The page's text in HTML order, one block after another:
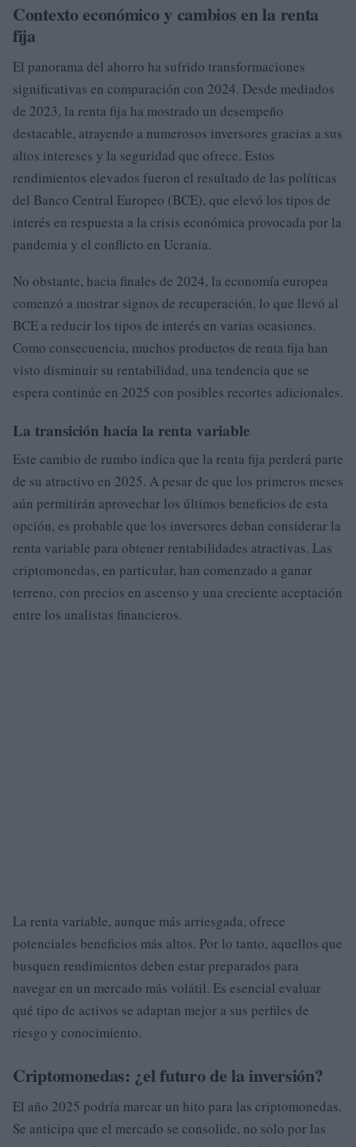
Contexto económico y cambios en la renta
fija
El panorama del ahorro ha sufrido transformaciones
significativas en comparación con 2024. Desde mediados
de 2023, la renta fija ha mostrado un desempeño
destacable, atrayendo a numerosos inversores gracias a sus
altos intereses y la seguridad que ofrece. Estos
rendimientos elevados fueron el resultado de las políticas
del Banco Central Europeo (BCE), que elevó los tipos de
interés en respuesta a la crisis económica provocada por la
pandemia y el conflicto en Ucrania.
No obstante, hacia finales de 2024, la economía europea
comenzó a mostrar signos de recuperación, lo que llevó al
BCE a reducir los tipos de interés en varias ocasiones.
Como consecuencia, muchos productos de renta fija han
visto disminuir su rentabilidad, una tendencia que se
espera continúe en 2025 con posibles recortes adicionales.
La transición hacia la renta variable
Este cambio de rumbo indica que la renta fija perderá parte
de su atractivo en 2025. A pesar de que los primeros meses
aún permitirán aprovechar los últimos beneficios de esta
opción, es probable que los inversores deban considerar la
renta variable para obtener rentabilidades atractivas. Las
criptomonedas, en particular, han comenzado a ganar
terreno, con precios en ascenso y una creciente aceptación
entre los analistas financieros.
La renta variable, aunque más arriesgada, ofrece
potenciales beneficios más altos. Por lo tanto, aquellos que
busquen rendimientos deben estar preparados para
navegar en un mercado más volátil. Es esencial evaluar
qué tipo de activos se adaptan mejor a sus perfiles de
riesgo y conocimiento.
Criptomonedas: ¿el futuro de la inversión?
El año 2025 podría marcar un hito para las criptomonedas.
Se anticipa que el mercado se consolide, no solo por las